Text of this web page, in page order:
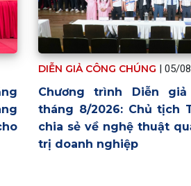
DIỄN GIẢ CÔNG CHÚNG | 05/
Chương trình Diễn
tháng 8/2026: Chủ tịch
chia sẻ về nghệ thuật
trị doanh nghiệp